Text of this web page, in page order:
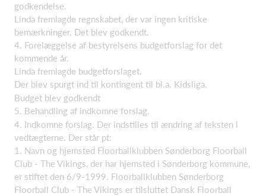
godkendelse.
Linda fremlagde regnskabet, der var ingen kritiske
bemærkninger. Det blev godkendt.
4. Forelæggelse af bestyrelsens budgetforslag for det
kommende år.
Linda fremlagde budgetforslaget.
Der blev spurgt ind til kontingent til bl.a. Kidsliga.
Budget blev godkendt
5. Behandling af indkomne forslag.
4. Indkomne forslag. Der indstilles til ændring af teksten i
vedtægterne. Der står pt:
1. Navn og hjemsted Floorballklubben Sønderborg Floorball
Club - The Vikings, der har hjemsted i Sønderborg kommune,
er stiftet den 6/9-1999. Floorballklubben Sønderborg
Floorball Club - The Vikings er tilsluttet Dansk Floorball